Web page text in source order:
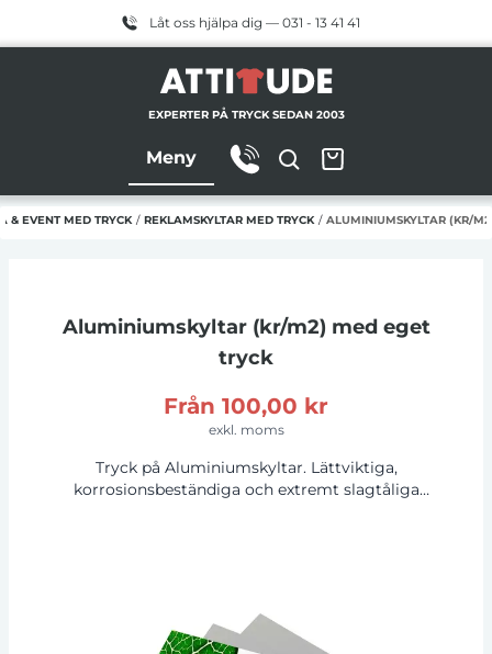
Låt oss hjälpa dig — 031 - 13 41 41
EXPERTER PÅ TRYCK SEDAN 2003
Meny
& EVENT MED TRYCK / REKLAMSKYLTAR MED TRYCK / ALUMINIUMSKYLTAR (KR/
Aluminiumskyltar (kr/m2) med eget
tryck
Från 100,00 kr
exkl. moms
Tryck på Aluminiumskyltar. Lättviktiga,
korrosionsbeständiga och extremt slagtåliga
byggarbetsplatser, företagsskyltar eller
reklamtavlor. Dessa paneler säkerställer att ditt